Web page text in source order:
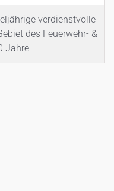
verdienstvolle
des Feuerwehr- &
Jahre